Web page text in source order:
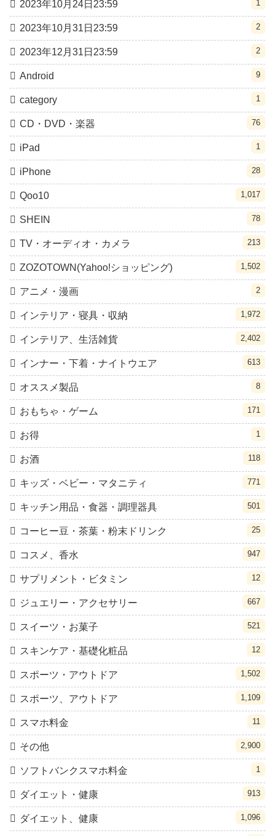
2023年10月24日23:59 1
2023年10月31日23:59 2
2023年12月31日23:59 2
Android 9
category 1
CD・DVD・楽器 76
iPad 1
iPhone 28
Qoo10 1,017
SHEIN 78
TV・オーディオ・カメラ 213
ZOZOTOWN(Yahoo!ショッピング) 1,502
アニメ・漫画 2
インテリア・寝具・収納 1,972
インテリア、生活雑貨 2,402
インナー・下着・ナイトウエア 613
オススメ製品 8
おもちゃ・ゲーム 171
お得 1
お酒 118
キッズ・ベビー・マタニティ 771
キッチン用品・食器・調理器具 501
コーヒー豆・茶葉・粉末ドリンク 25
コスメ、香水 947
サプリメント・ビタミン 12
ジュエリー・アクセサリー 667
スイーツ・お菓子 521
スキンケア・基礎化粧品 12
スポーツ・アウトドア 1,502
スポーツ、アウトドア 1,109
スマホ料金 11
その他 2,900
ソフトバンクスマホ料金 1
ダイエット・健康 913
ダイエット、健康 1,096